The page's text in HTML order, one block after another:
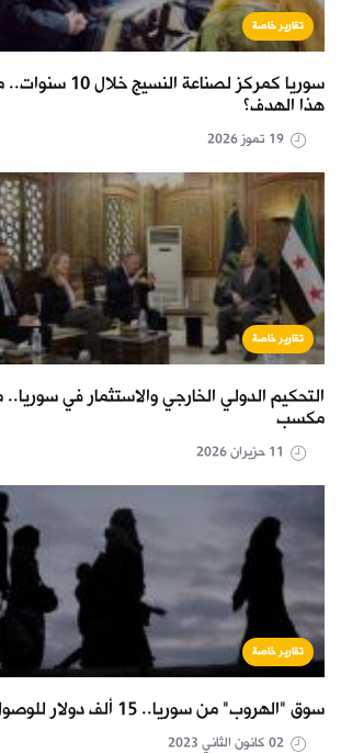
تقارير خاصة
سوريا كمركز
هذا الهدف؟
تقارير خاصة
التحكيم الدولي الخارجي والاستثمار في
مكسب
تقارير خاصة
سوق "الهروب" من سوريا.. 15 ألف دولار للوصول إلى أوروبا